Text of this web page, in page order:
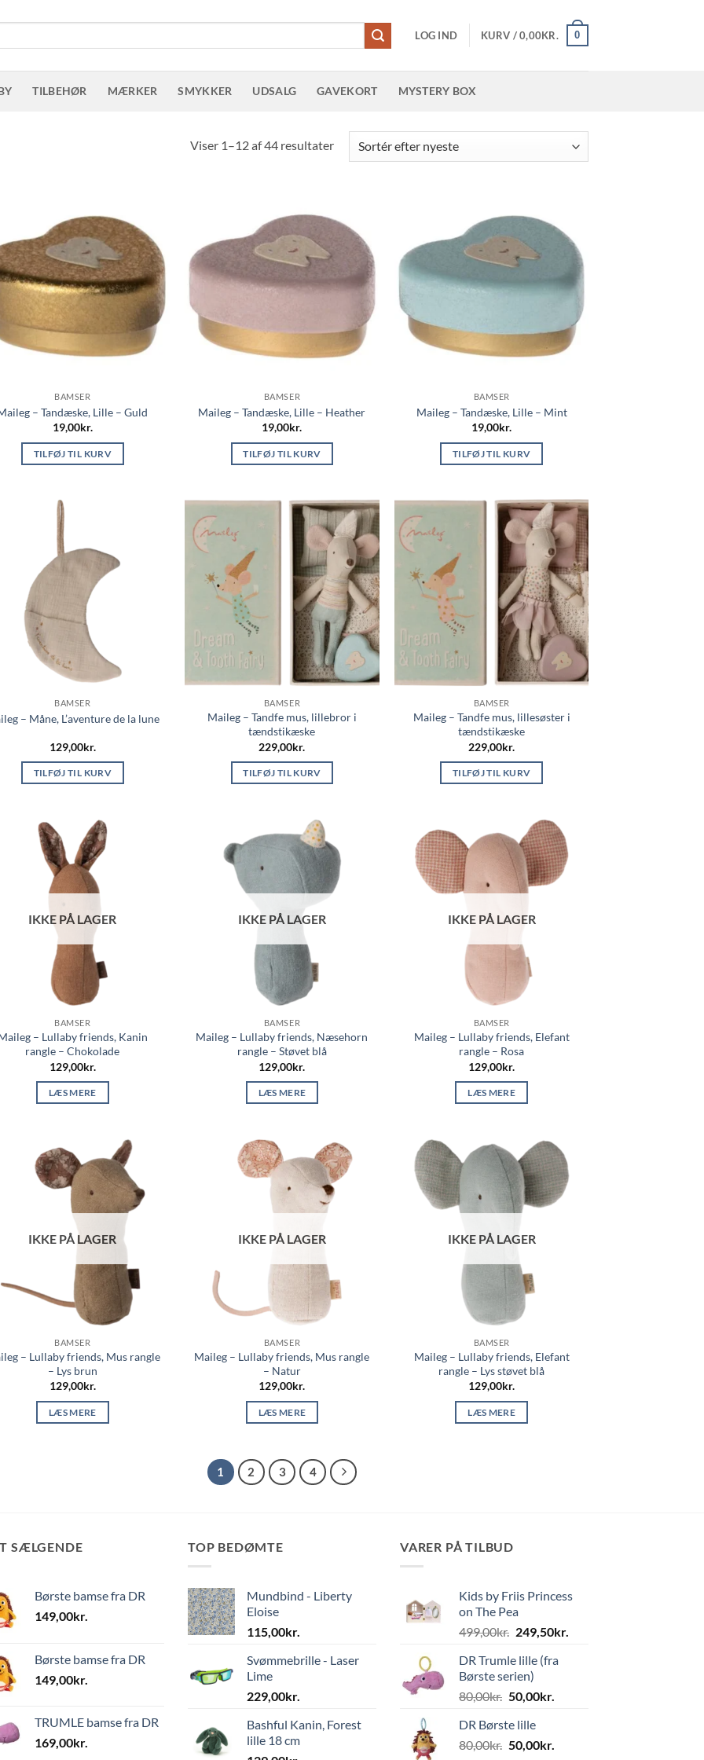
LOG IND KURV /0,00KR. 0
TILBEHØR MÆRKER SMYKKER UDSALG GAVEKORT MYSTERY BOX
Viser 1–12 af 44 resultaterSorteret
efter
BAMSER
– Tandæske, Lille – Guld
19,00kr.
TILFØJ TIL KURV
BAMSER
Maileg – Tandæske, Lille – Heather
19,00kr.
TILFØJ TIL KURV
BAMSER
Maileg – Tandæske, Lille – Mint
19,00kr.
TILFØJ TIL KURV
BAMSER
– Måne, L’aventure de la lune
129,00kr.
TILFØJ TIL KURV
BAMSER
Maileg – Tandfe mus, lillebror i
tændstikæske
229,00kr.
TILFØJ TIL KURV
BAMSER
Maileg – Tandfe mus, lillesøster i
tændstikæske
229,00kr.
TILFØJ TIL KURV
IKKE PÅ LAGER
BAMSER
– Lullaby friends, Kanin
rangle – Chokolade
129,00kr.
LÆS MERE
IKKE PÅ LAGER
BAMSER
Maileg – Lullaby friends, Næsehorn
rangle – Støvet blå
129,00kr.
LÆS MERE
IKKE PÅ LAGER
BAMSER
Maileg – Lullaby friends, Elefant
rangle – Rosa
129,00kr.
LÆS MERE
IKKE PÅ LAGER
BAMSER
– Lullaby friends, Mus rangle
– Lys brun
129,00kr.
LÆS MERE
IKKE PÅ LAGER
BAMSER
Maileg – Lullaby friends, Mus rangle
– Natur
129,00kr.
LÆS MERE
IKKE PÅ LAGER
BAMSER
Maileg – Lullaby friends, Elefant
rangle – Lys støvet blå
129,00kr.
LÆS MERE
1 2 3 4
SÆLGENDE
Børste bamse fra DR
149,00kr.
Børste bamse fra DR
149,00kr.
TRUMLE bamse fra DR
169,00kr.
TOP BEDØMTE
Mundbind - Liberty
Eloise
115,00kr.
Svømmebrille - Laser
Lime
229,00kr.
Bashful Kanin, Forest
lille 18 cm
VARER PÅ TILBUD
Kids by Friis Princess
on The Pea
499,00kr. Den
pris
var:
499,00kr..
249,50kr.
DR Trumle lille (fra
Børste serien)
80,00kr. Den
pris
var:
50,00kr.
DR Børste lille
80,00kr. Den
50,00kr.